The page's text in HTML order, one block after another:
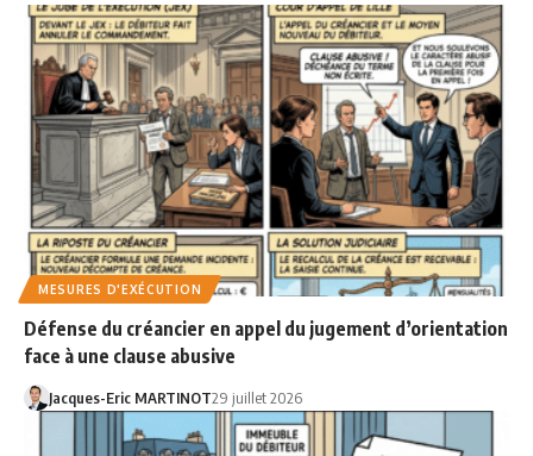
MESURES D'EXÉCUTION
Défense du créancier en appel du jugement d’orientation
face à une clause abusive
Jacques-Eric MARTINOT29 juillet 2026